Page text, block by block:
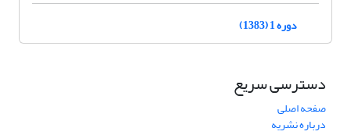
دوره 1 (1383)
دسترسی سریع
صفحه اصلی
درباره نشریه